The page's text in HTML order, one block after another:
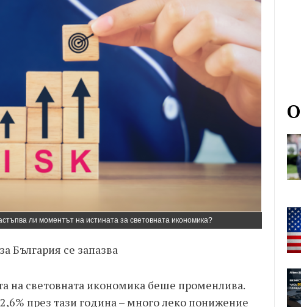
ли моментът на истината за световната икономика?
България се запазва
на световната икономика беше променлива.
през тази година – много леко понижение